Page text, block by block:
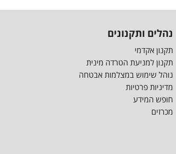
נהלים ותקנונים
תקנון אקדמי
תקנון למניעת הטרדה מינית
נוהל שימוש במצלמות אבטחה
מדיניות פרטיות
חופש המידע
מכרזים